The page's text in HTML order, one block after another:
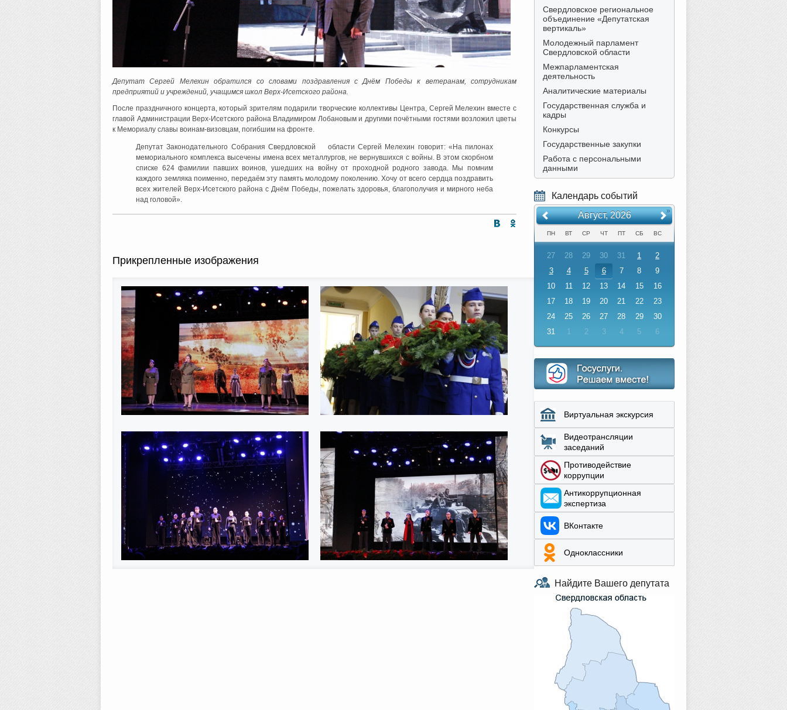
Депутат Сергей Мелехин обратился со словами поздравления с Днём Победы к ветеранам, сотрудникам
предприятий и учреждений, учащимся школ Верх-Исетского района.
После праздничного концерта, который зрителям подарили творческие коллективы Центра, Сергей Мелехин вместе с
главой Администрации Верх-Исетского района Владимиром Лобановым и другими почётными гостями возложил цветы
к Мемориалу славы воинам-визовцам, погибшим на фронте.
Депутат Законодательного Собрания Свердловской области Сергей Мелехин говорит: «На пилонах
мемориального комплекса высечены имена всех металлургов, не вернувшихся с войны. В этом скорбном
списке 624 фамилии павших воинов, ушедших на войну от проходной родного завода. Мы помним
каждого земляка поименно, передаём эту память молодому поколению. Хочу от всего сердца поздравить
всех жителей Верх-Исетского района с Днём Победы, пожелать здоровья, благополучия и мирного неба
над головой».
Прикрепленные изображения
Свердловское региональное
объединение «Депутатская
вертикаль»
Молодежный парламент
Свердловской области
Межпарламентская
деятельность
Аналитические материалы
Государственная служба и
кадры
Конкурсы
Государственные закупки
Работа с персональными
данными
Календарь событий
Август, 2026 »
ПН ВТ СР ЧТ ПТ СБ ВС
27 28 29 30 31 1
2
3
4 5 6 7 8
9
10
11 12 13 14 15
16
17
18 19 20 21 22
23
24
25 26 27 28 29
30
31
1 2 3 4 5 6
Интернет приемная
Виртуальная экскурсия
Видеотрансляции
заседаний
Противодействие
коррупции
Aнтикоррупционная
экспертиза
ВКонтакте
Одноклассники
Найдите Вашего депутата